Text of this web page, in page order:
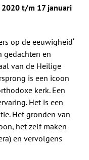
2020 t/m 17 januari
op de eeuwigheid‘
gedachten en
van de Heilige
is een icoon
kerk. Een
Het is een
Het gronden van
het zelf maken
en vervolgens